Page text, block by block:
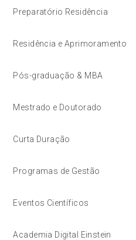
Preparatório Residência
Residência e Aprimoramento
Pós-graduação & MBA
Mestrado e Doutorado
Curta Duração
Programas de Gestão
Eventos Científicos
Academia Digital Einstein